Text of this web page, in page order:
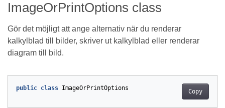
ImageOrPrintOptions class
Gör det möjligt att ange alternativ när du renderar
kalkylblad till bilder, skriver ut kalkylblad eller renderar
diagram till bild.
Copy
public class ImageOrPrintOptions